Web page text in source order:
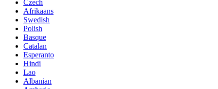
Czech
Afrikaans
Swedish
Polish
Basque
Catalan
Esperanto
Hindi
Lao
Albanian